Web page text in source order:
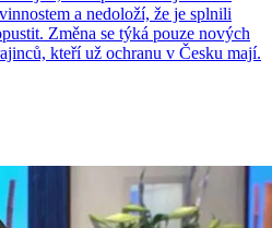
a nedoloží, že je splnili
Změna se týká pouze nových
kteří už ochranu v Česku mají.